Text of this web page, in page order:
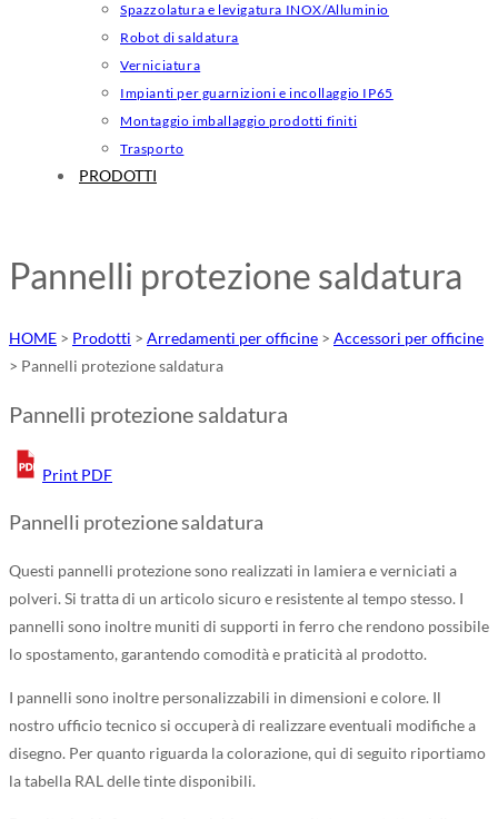
Spazzolatura e levigatura INOX/Alluminio
Robot di saldatura
Verniciatura
Impianti per guarnizioni e incollaggio IP65
Montaggio imballaggio prodotti finiti
Trasporto
PRODOTTI
Pannelli protezione saldatura
HOME > Prodotti > Arredamenti per officine > Accessori per officine
> Pannelli protezione saldatura
Pannelli protezione saldatura
Print PDF
Pannelli protezione saldatura
Questi pannelli protezione sono realizzati in lamiera e verniciati a
polveri. Si tratta di un articolo sicuro e resistente al tempo stesso. I
pannelli sono inoltre muniti di supporti in ferro che rendono possibile
lo spostamento, garantendo comodità e praticità al prodotto.
I pannelli sono inoltre personalizzabili in dimensioni e colore. Il
nostro ufficio tecnico si occuperà di realizzare eventuali modifiche a
disegno. Per quanto riguarda la colorazione, qui di seguito riportiamo
la tabella RAL delle tinte disponibili.